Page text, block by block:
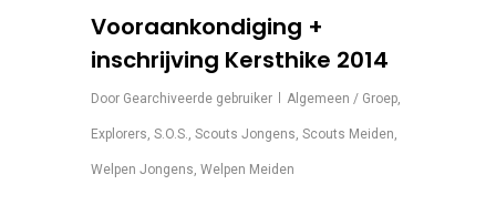
Vooraankondiging +
inschrijving Kersthike 2014
Door Gearchiveerde gebruiker Algemeen / Groep,
Explorers, S.O.S., Scouts Jongens, Scouts Meiden,
Welpen Jongens, Welpen Meiden